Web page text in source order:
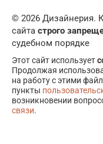
© 2026 Дизайнерия.
сайта строго
судебном порядке
Этот сайт использует
Продолжая
на работу с этими
пункты
возникновении
связи.